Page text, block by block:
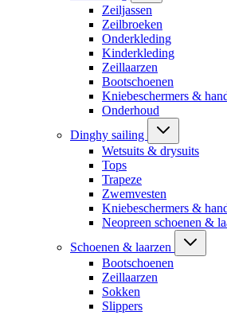
Zeiljassen
Zeilbroeken
Onderkleding
Kinderkleding
Zeillaarzen
Bootschoenen
Kniebeschermers &
Onderhoud
Dinghy sailing
Wetsuits & drysuits
Tops
Trapeze
Zwemvesten
Kniebeschermers &
Neopreen schoenen &
Schoenen & laarzen
Bootschoenen
Zeillaarzen
Sokken
Slippers